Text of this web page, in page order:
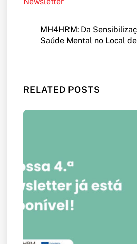
MH4HRM: Da
Saúde Mental no Local
RELATED POSTS